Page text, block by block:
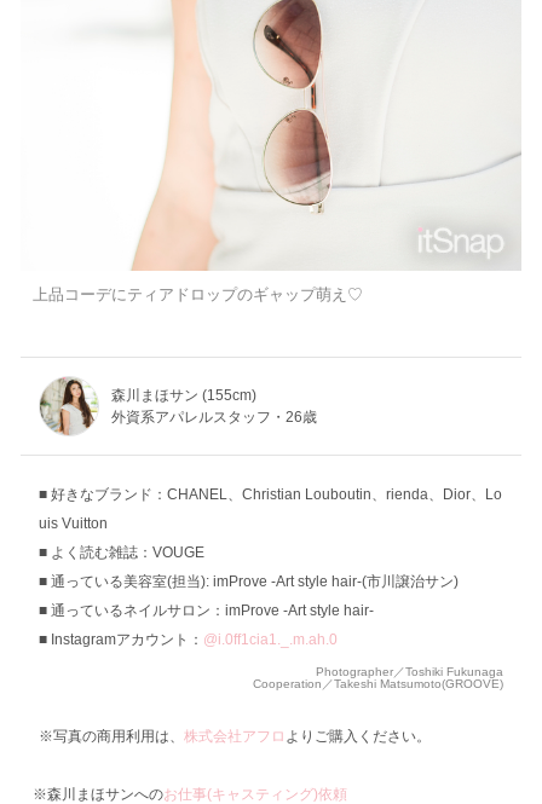
上品コーデにティアドロップのギャップ萌え♡
森川まほサン (155cm)
外資系アパレルスタッフ・26歳
好きなブランド：CHANEL、Christian Louboutin、rienda、Dior、Lo
uis Vuitton
よく読む雑誌：VOUGE
通っている美容室(担当): imProve -Art style hair-(市川譲治サン)
通っているネイルサロン：imProve -Art style hair-
Instagramアカウント： @i.0ff1cia1._.m.ah.0
Photographer／Toshiki Fukunaga
Cooperation／Takeshi Matsumoto(GROOVE)
※写真の商用利用は、 株式会社アフロ よりご購入ください。
※森川まほサンへのお仕事(キャスティング)依頼